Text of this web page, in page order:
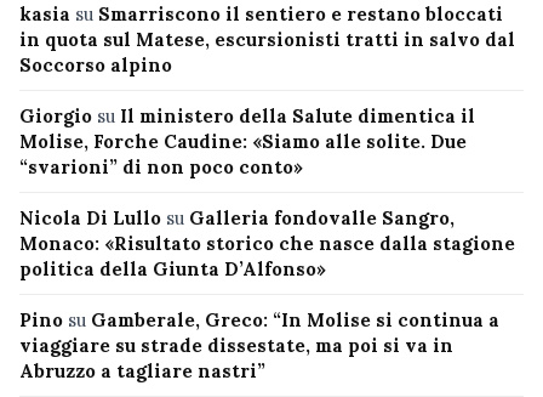
kasia su Smarriscono il sentiero e restano bloccati
in quota sul Matese, escursionisti tratti in salvo dal
Soccorso alpino
Giorgio su Il ministero della Salute dimentica il
Molise, Forche Caudine: «Siamo alle solite. Due
“svarioni” di non poco conto»
Nicola Di Lullo su Galleria fondovalle Sangro,
Monaco: «Risultato storico che nasce dalla stagione
politica della Giunta D’Alfonso»
Pino su Gamberale, Greco: “In Molise si continua a
viaggiare su strade dissestate, ma poi si va in
Abruzzo a tagliare nastri”